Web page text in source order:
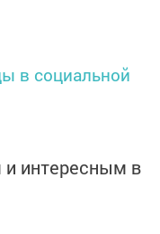
в социальной
интересным в